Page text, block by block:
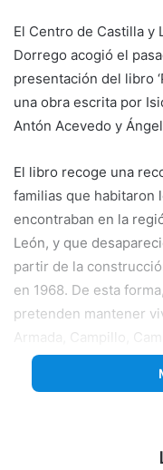
El Centro de Castilla y
Dorrego acogió el
presentación del libro
una obra escrita por
Antón Acevedo y
El libro recoge una
familias que habitaron
encontraban en la
León, y que
partir de la
en 1968. De esta
pretenden mantener
Armada, Campillo,
Quintanilla, Utrero y
llegaron muchos
Durante la charla,